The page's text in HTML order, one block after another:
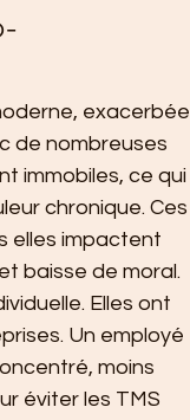
exacerbée
de nombreuses
immobiles, ce qui
chronique. Ces
elles impactent
baisse de moral.
Elles ont
Un employé
moins
éviter les TMS